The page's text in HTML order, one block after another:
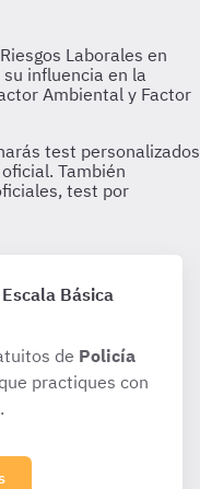
Básica
de Policía
practiques con